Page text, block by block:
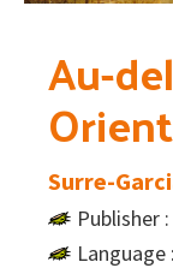
Au-
Surre-
Publisher :
Language :